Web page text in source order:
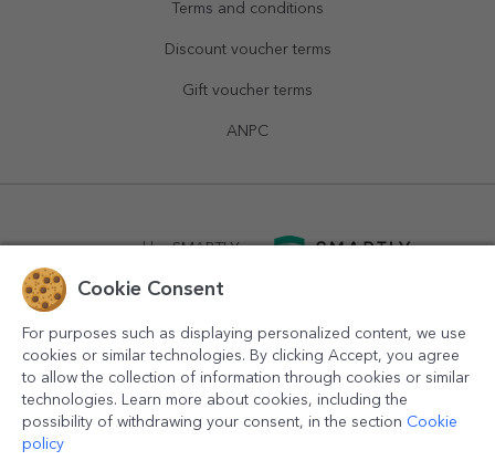
Terms and conditions
Discount voucher terms
Gift voucher terms
ANPC
powered bySMARTLY.ro
Cookie Consent
For purposes such as displaying personalized content, we use
cookies or similar technologies. By clicking Accept, you agree
to allow the collection of information through cookies or similar
technologies. Learn more about cookies, including the
possibility of withdrawing your consent, in the section Cookie
policy